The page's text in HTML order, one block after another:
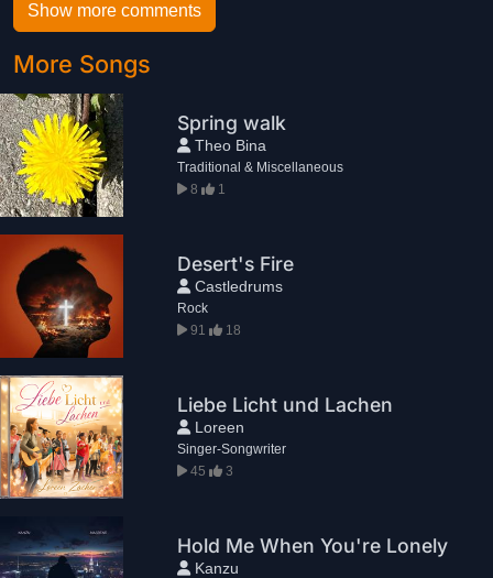
Show more comments
More Songs
Spring walk
Theo Bina
Traditional & Miscellaneous
8
1
Desert's Fire
Castledrums
Rock
91
18
Liebe Licht und Lachen
Loreen
Singer-Songwriter
45
3
Hold Me When You're Lonely
Kanzu